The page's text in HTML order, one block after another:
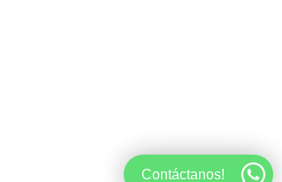
Contáctanos!